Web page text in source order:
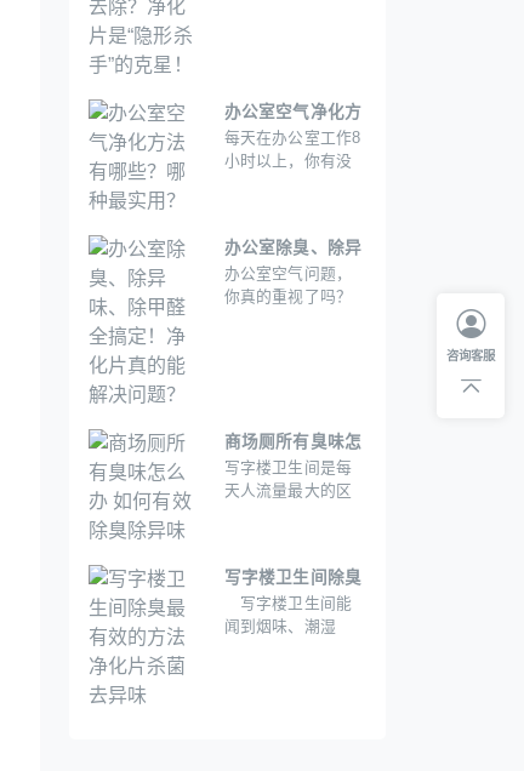
客吸烟后直接进入
洗手间，烟味残留
问题让人头疼。怎
么才能快速、彻底
最该尝试的“除烟神
器”。
办公室空气净化方
法有哪些？哪种最
实用？
每天在办公室工作8
小时以上，你有没
后味道几天都散不
掉？新装修的办公
区总有一股“刺鼻
悄影响健康。
办公室除臭、除异
味、除甲醛全搞
定！净化片真的能
办公室空气问题，
你真的重视了吗？
在悄悄影响你的健
康。而解决这些问
题，可能是你最该
尝试的“万能选手”。
商场厕所有臭味怎
么办 如何有效除臭
除异味
写字楼卫生间是每
天人流量最大的区
有的那种味道”?这不
仅影响员工和客户
的体验，还可能对
写字楼卫生间除臭
最有效的方法 净化
片杀菌去异味
写字楼卫生间能
闻到烟味、潮湿
咨询客服